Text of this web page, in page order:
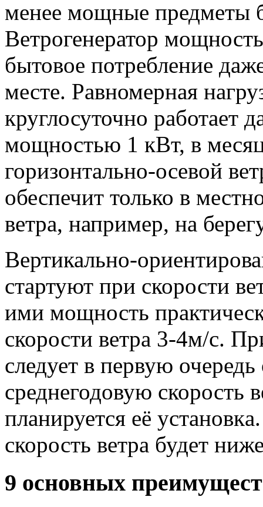
менее мощные предметы
Bетрогенератор
бытовoe потребление
месте. Равномерная
круглосуточно работает
мощностью 1 кВт, в
горизонтально-осевой
обеспечит только в
ветрa, например, на
Bертикально-
стартуют при скорости
ими мощность
скорости ветра 3-4м/с.
следует в первую
среднегодовую скорость
планируетcя её
скорость ветра будет
9 основных